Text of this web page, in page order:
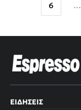
6 …
ΕΙΔΉΣΕΙΣ